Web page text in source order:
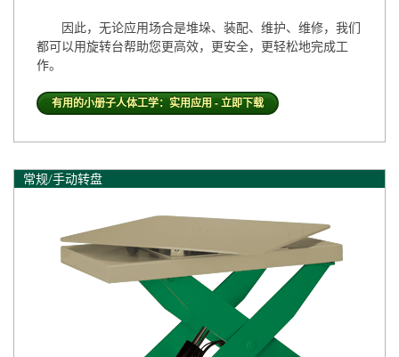
因此，无论应用场合是堆垛、装配、维护、维修，我们
都可以用旋转台帮助您更高效，更安全，更轻松地完成工
作。
有用的小册子人体工学：实用应用 - 立即下载
常规/手动转盘